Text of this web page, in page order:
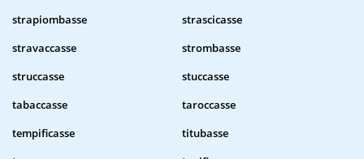
strapiombasse
strascicasse
stravaccasse
strombasse
struccasse
stuccasse
tabaccasse
taroccasse
tempificasse
titubasse